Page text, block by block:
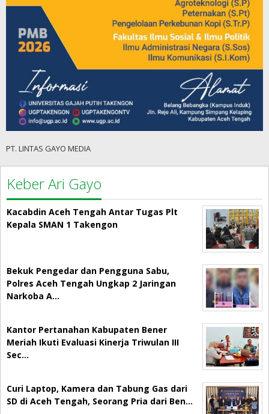
PT. LINTAS GAYO MEDIA
Keber Ari Gayo
Kacabdin Aceh Tengah Antar Tugas Plt
Kepala SMAN 1 Takengon
Bekuk Pengedar dan Pengguna Sabu,
Polres Aceh Tengah Ungkap 2 Jaringan
Narkoba A…
Kantor Pertanahan Kabupaten Bener
Meriah Ikuti Evaluasi Kinerja Triwulan III
Sec…
Curi Laptop, Kamera dan Tabung Gas dari
SD di Aceh Tengah, Seorang Pria dari Ben…